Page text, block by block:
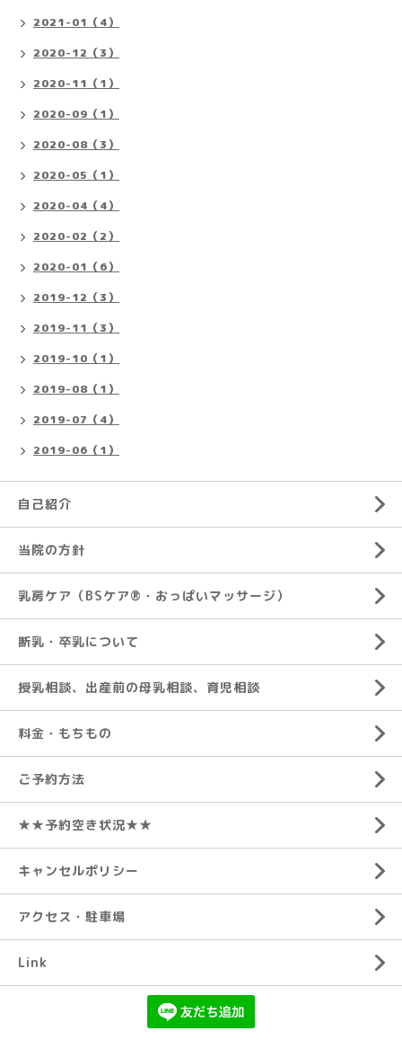
2021-01（4）
2020-12（3）
2020-11（1）
2020-09（1）
2020-08（3）
2020-05（1）
2020-04（4）
2020-02（2）
2020-01（6）
2019-12（3）
2019-11（3）
2019-10（1）
2019-08（1）
2019-07（4）
2019-06（1）
自己紹介
当院の方針
乳房ケア（BSケア®︎・おっぱいマッサージ）
断乳・卒乳について
授乳相談、出産前の母乳相談、育児相談
料金・もちもの
ご予約方法
★★予約空き状況★★
キャンセルポリシー
アクセス・駐車場
Link